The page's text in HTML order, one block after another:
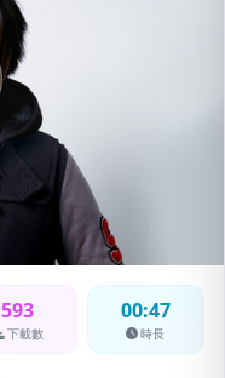
593
下載數
00:47
時長